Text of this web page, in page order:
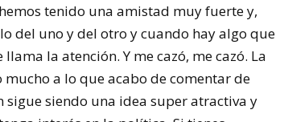
tenido una amistad muy fuerte y,
del uno y del otro y cuando hay algo que
la atención. Y me cazó, me cazó. La
a lo que acabo de comentar de
sigue siendo una idea super atractiva y